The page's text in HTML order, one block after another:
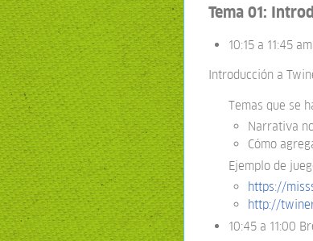
Tema 01:
10:15 a 11:45
Introducción a
Temas que se
Narrativa
Cómo
Ejemplo de
https://
http://
10:45 a 11:00